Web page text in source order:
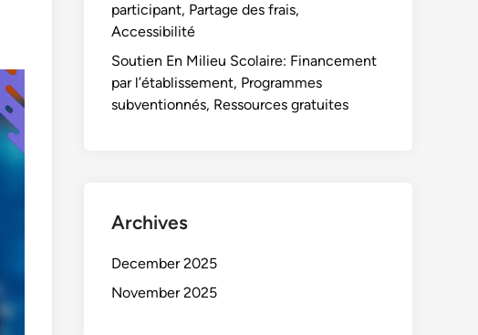
participant, Partage des frais,
Accessibilité
Soutien En Milieu Scolaire: Financement
par l’établissement, Programmes
subventionnés, Ressources gratuites
Archives
December 2025
November 2025